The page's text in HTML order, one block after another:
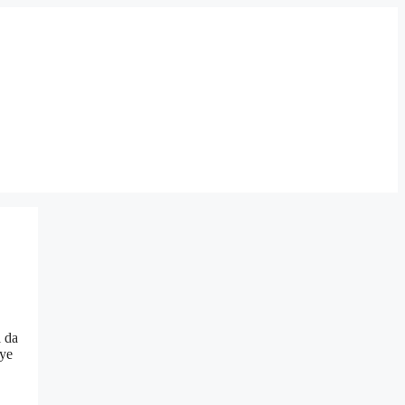
da